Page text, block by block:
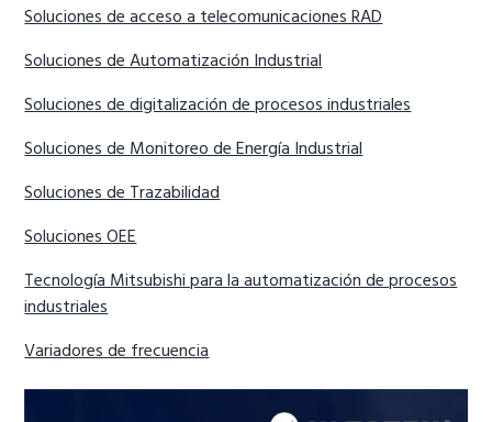
Soluciones de acceso a telecomunicaciones RAD
Soluciones de Automatización Industrial
Soluciones de digitalización de procesos industriales
Soluciones de Monitoreo de Energía Industrial
Soluciones de Trazabilidad
Soluciones OEE
Tecnología Mitsubishi para la automatización de procesos
industriales
Variadores de frecuencia